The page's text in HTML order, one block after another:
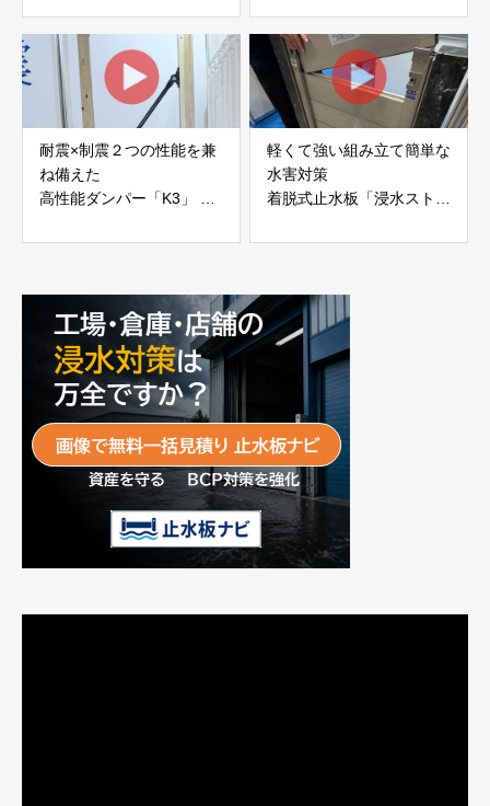
JAPAN
耐震×制震２つの性能を兼
ね備えた
高性能ダンパー「K3」 富
軽くて強い組み立て簡単な
水害対策
着脱式止水板「浸水ストッ
富士工業株式会社